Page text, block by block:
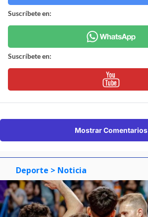
Suscríbete en:
Suscríbete en:
Mostrar Comentarios
Deporte > Noticia